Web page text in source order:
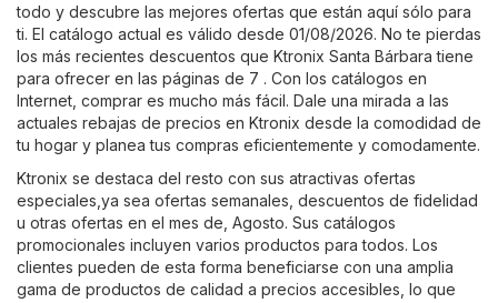
todo y descubre las mejores ofertas que están aquí sólo para
ti. El catálogo actual es válido desde 01/08/2026. No te pierdas
los más recientes descuentos que Ktronix Santa Bárbara tiene
para ofrecer en las páginas de 7 . Con los catálogos en
Internet, comprar es mucho más fácil. Dale una mirada a las
actuales rebajas de precios en Ktronix desde la comodidad de
tu hogar y planea tus compras eficientemente y comodamente.
Ktronix se destaca del resto con sus atractivas ofertas
especiales,ya sea ofertas semanales, descuentos de fidelidad
u otras ofertas en el mes de, Agosto. Sus catálogos
promocionales incluyen varios productos para todos. Los
clientes pueden de esta forma beneficiarse con una amplia
gama de productos de calidad a precios accesibles, lo que